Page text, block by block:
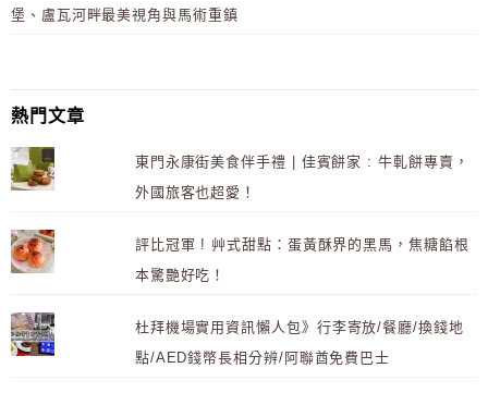
堡、盧瓦河畔最美視角與馬術重鎮
熱門文章
東門永康街美食伴手禮 | 佳賓餅家 : 牛軋餅專賣，
外國旅客也超愛！
評比冠軍 ! 艸式甜點：蛋黃酥界的黑馬，焦糖餡根
本驚艷好吃！
杜拜機場實用資訊懶人包》行李寄放/餐廳/換錢地
點/AED錢幣長相分辨/阿聯酋免費巴士